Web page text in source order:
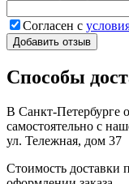
Согласен с
Добавить отзыв
Способы
В Санкт-Петербурге
самостоятельно с
ул. Тележная, дом 37
Стоимость доставки